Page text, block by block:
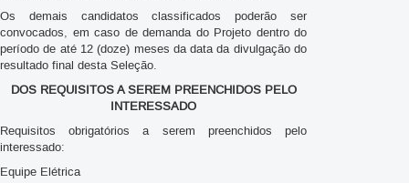
Os demais candidatos classificados poderão ser
convocados, em caso de demanda do Projeto dentro do
período de até 12 (doze) meses da data da divulgação do
resultado final desta Seleção.
DOS REQUISITOS A SEREM PREENCHIDOS PELO
INTERESSADO
Requisitos obrigatórios a serem preenchidos pelo
interessado:
Equipe Elétrica